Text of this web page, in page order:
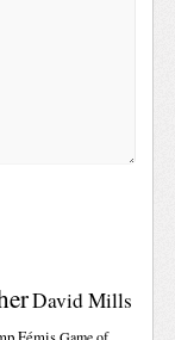
David Mills